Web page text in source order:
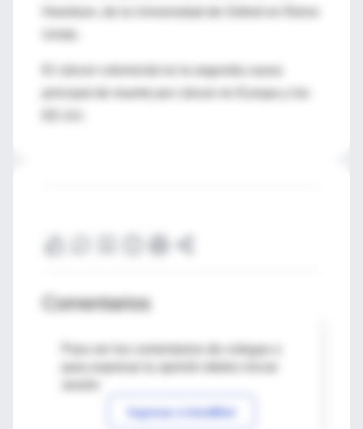
El cáncer colorrectal es la segunda causa
principal de muerte por cáncer en Europa y los
Comentarios
Para ver los comentarios de colegas o
Ingresar a IntraMed